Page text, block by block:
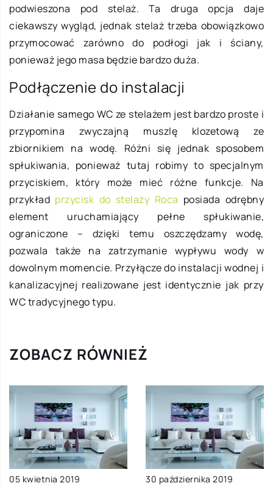
podwieszona pod stelaż. Ta druga opcja daje
ciekawszy wygląd, jednak stelaż trzeba obowiązkowo
przymocować zarówno do podłogi jak i ściany,
ponieważ jego masa będzie bardzo duża.
Podłączenie do instalacji
Działanie samego WC ze stelażem jest bardzo proste i
przypomina zwyczajną muszlę klozetową ze
zbiornikiem na wodę. Różni się jednak sposobem
spłukiwania, ponieważ tutaj robimy to specjalnym
przyciskiem, który może mieć różne funkcje. Na
przykład przycisk do stelaży Roca posiada odrębny
element uruchamiający pełne spłukiwanie,
ograniczone – dzięki temu oszczędzamy wodę,
pozwala także na zatrzymanie wypływu wody w
dowolnym momencie. Przyłącze do instalacji wodnej i
kanalizacyjnej realizowane jest identycznie jak przy
WC tradycyjnego typu.
ZOBACZ RÓWNIEŻ
05 kwietnia 2019 30 października 2019